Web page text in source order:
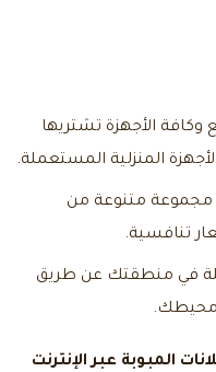
الأجهزة تشتريها
المنزلية المستعملة.
مجموعة متنوعة من
تنافسية.
في منطقتك عن طريق
محيطك.